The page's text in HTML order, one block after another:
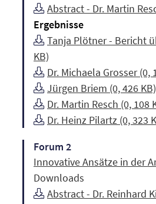
Abstract - Dr. Martin
Ergebnisse
Tanja Plötner - Bericht
KB)
Dr. Michaela Grosser (0,
Jürgen Briem (0, 426 KB)
Dr. Martin Resch (0, 108
Dr. Heinz Pilartz (0, 323
Forum 2
Innovative Ansätze in der
Downloads
Abstract - Dr. Reinhard